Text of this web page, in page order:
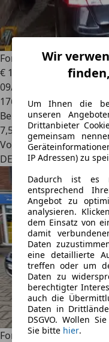
Ford Focus CC Focus
€ 1.699
09/2007
176.000 km
Benzin
7,5 l/100 km (komb.)
Von privat
DE 65510Idstein,
Ford Focus CCTitanium
Wir
Um Ihnen die
unseren
Drittanbieter
gemeinsam
IP Adressen) zu
Dadurch ist es
entsprechend
Angebot zu
analysieren.
dem Einsatz von
damit
Daten
eine detaillierte
treffen oder um
Daten zu
berechtigter
auch die
Daten in
DSGVO. Wollen Sie
Sie bitte hier.